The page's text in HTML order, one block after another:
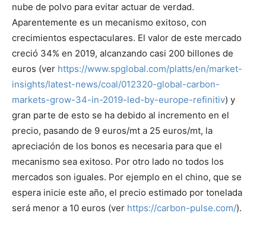
nube de polvo para evitar actuar de verdad.
Aparentemente es un mecanismo exitoso, con
crecimientos espectaculares. El valor de este mercado
creció 34% en 2019, alcanzando casi 200 billones de
euros (ver https://www.spglobal.com/platts/en/market-
insights/latest-news/coal/012320-global-carbon-
markets-grow-34-in-2019-led-by-europe-refinitiv) y
gran parte de esto se ha debido al incremento en el
precio, pasando de 9 euros/mt a 25 euros/mt, la
apreciación de los bonos es necesaria para que el
mecanismo sea exitoso. Por otro lado no todos los
mercados son iguales. Por ejemplo en el chino, que se
espera inicie este año, el precio estimado por tonelada
será menor a 10 euros (ver https://carbon-pulse.com/).